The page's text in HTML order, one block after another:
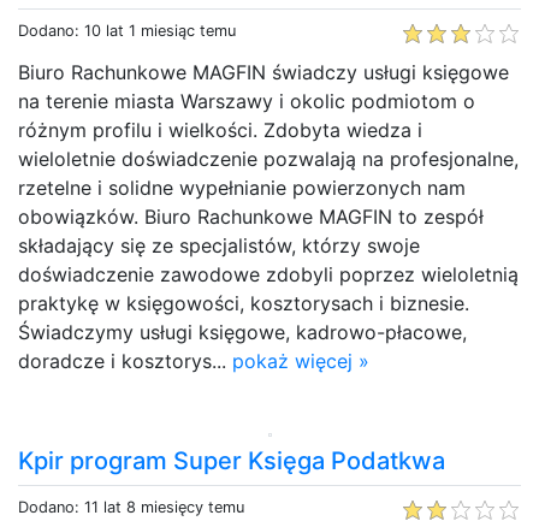
Dodano: 10 lat 1 miesiąc temu
Biuro Rachunkowe MAGFIN świadczy usługi księgowe
na terenie miasta Warszawy i okolic podmiotom o
różnym profilu i wielkości. Zdobyta wiedza i
wieloletnie doświadczenie pozwalają na profesjonalne,
rzetelne i solidne wypełnianie powierzonych nam
obowiązków. Biuro Rachunkowe MAGFIN to zespół
składający się ze specjalistów, którzy swoje
doświadczenie zawodowe zdobyli poprzez wieloletnią
praktykę w księgowości, kosztorysach i biznesie.
Świadczymy usługi księgowe, kadrowo-płacowe,
doradcze i kosztorys... pokaż więcej »
Kpir program Super Księga Podatkwa
Dodano: 11 lat 8 miesięcy temu